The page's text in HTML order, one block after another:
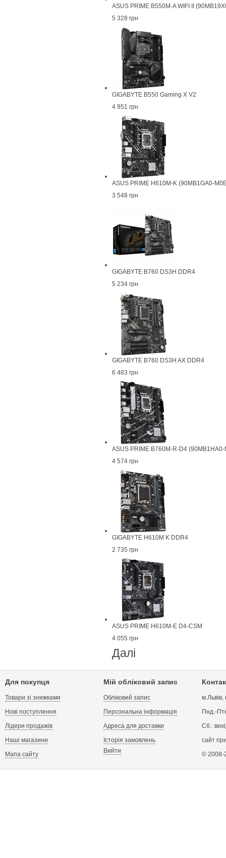
ASUS PRIME B550M-A WIFI II
5 328 грн
GIGABYTE B550 Gaming X V2
4 951 грн
ASUS PRIME H610M-K (90MB1GA0-
3 548 грн
GIGABYTE B760 DS3H DDR4
5 234 грн
GIGABYTE B760 DS3H AX DDR4
6 483 грн
ASUS PRIME B760M-R-D4
4 574 грн
GIGABYTE H610M K DDR4
2 735 грн
ASUS PRIME H610M-E D4-CSM
4 055 грн
Далі
Для покупця
Товари зі знижками
Нові поступлення
Лідери продажів
Наші магазини
Мапа сайту
Мій обліковий запис
Обліковий запис
Персональна інформація
Адреса для доставки
Історія замовлень
Вийти
Пнд.-
Сб.:
сайт
© 2008-